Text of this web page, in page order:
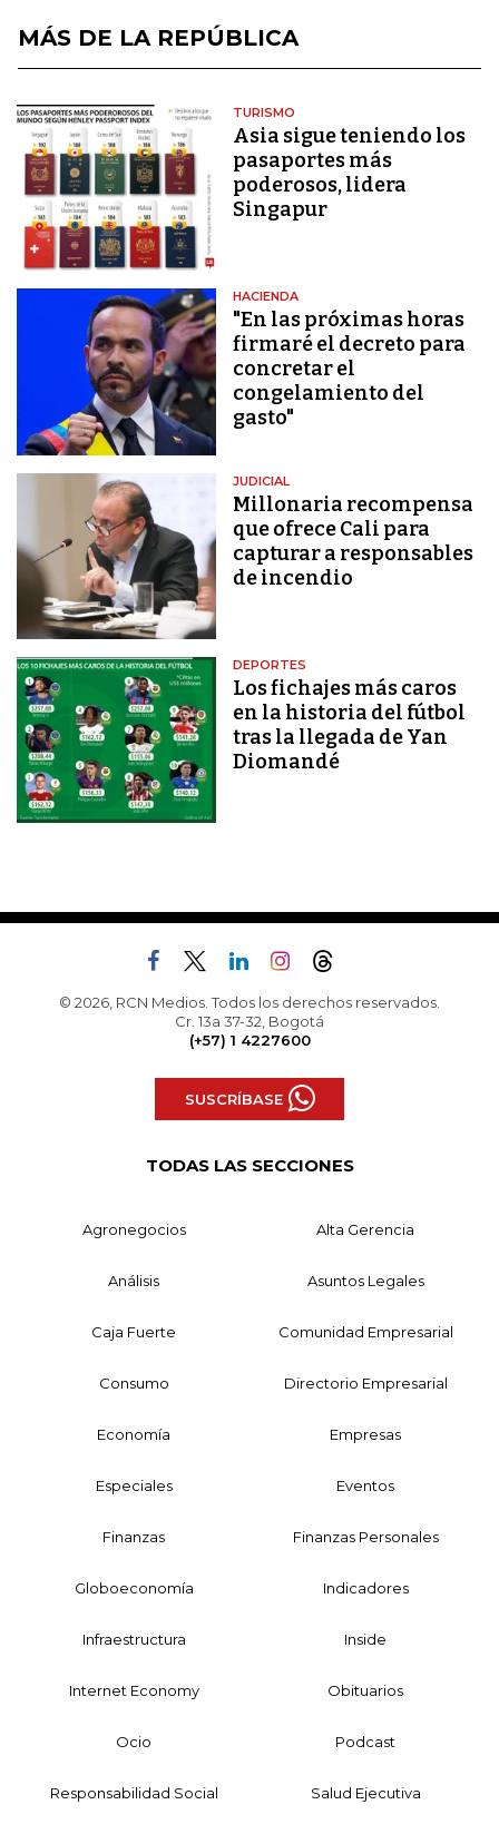
MÁS DE LA REPÚBLICA
TURISMO
Asia sigue teniendo los
pasaportes más
poderosos, lidera
Singapur
HACIENDA
"En las próximas horas
firmaré el decreto para
concretar el
congelamiento del
gasto"
JUDICIAL
Millonaria recompensa
que ofrece Cali para
capturar a responsables
de incendio
DEPORTES
Los fichajes más caros
en la historia del fútbol
tras la llegada de Yan
Diomandé
© 2026, RCN Medios. Todos los derechos reservados.
Cr. 13a 37-32, Bogotá
(+57) 1 4227600
SUSCRÍBASE
TODAS LAS SECCIONES
Agronegocios Alta Gerencia
Análisis Asuntos Legales
Caja Fuerte Comunidad Empresarial
Consumo Directorio Empresarial
Economía Empresas
Especiales Eventos
Finanzas Finanzas Personales
Globoeconomía Indicadores
Infraestructura Inside
Internet Economy Obituarios
Ocio Podcast
Responsabilidad Social Salud Ejecutiva